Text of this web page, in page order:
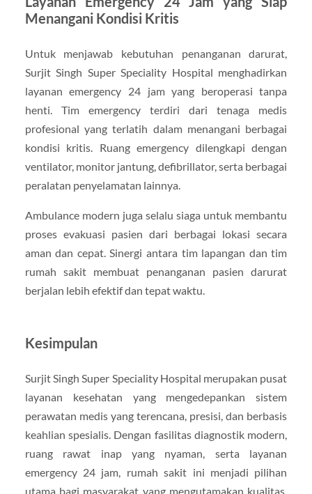
Menangani Kondisi Kritis
Untuk menjawab kebutuhan penanganan darurat,
Surjit Singh Super Speciality Hospital menghadirkan
layanan emergency 24 jam yang beroperasi tanpa
henti. Tim emergency terdiri dari tenaga medis
profesional yang terlatih dalam menangani berbagai
kondisi kritis. Ruang emergency dilengkapi dengan
ventilator, monitor jantung, defibrillator, serta berbagai
peralatan penyelamatan lainnya.
Ambulance modern juga selalu siaga untuk membantu
proses evakuasi pasien dari berbagai lokasi secara
aman dan cepat. Sinergi antara tim lapangan dan tim
rumah sakit membuat penanganan pasien darurat
berjalan lebih efektif dan tepat waktu.
Kesimpulan
Surjit Singh Super Speciality Hospital merupakan pusat
layanan kesehatan yang mengedepankan sistem
perawatan medis yang terencana, presisi, dan berbasis
keahlian spesialis. Dengan fasilitas diagnostik modern,
ruang rawat inap yang nyaman, serta layanan
emergency 24 jam, rumah sakit ini menjadi pilihan
utama bagi masyarakat yang mengutamakan kualitas,